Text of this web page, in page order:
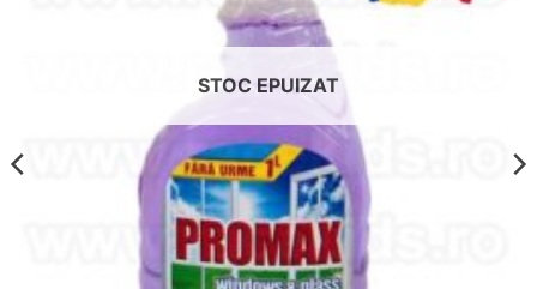
STOC EPUIZAT